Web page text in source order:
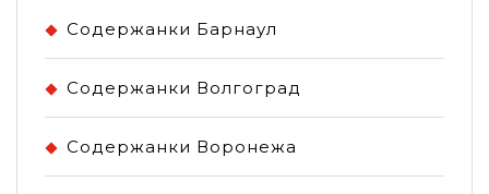
Содержанки Барнаул
Содержанки Волгоград
Содержанки Воронежа